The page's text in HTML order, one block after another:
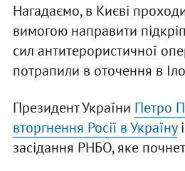
Нагадаємо, в Києві
вимогою направити
сил антитерористичної
потрапили в оточення в
Президент України Петро
вторгнення Росії в Україну
засідання РНБО, яке